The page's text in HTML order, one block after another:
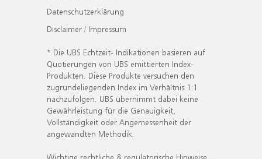
Datenschutzerklärung
Disclaimer / Impressum
* Die UBS Echtzeit- Indikationen basieren auf
Quotierungen von UBS emittierten Index-
Produkten. Diese Produkte versuchen den
zugrundeliegenden Index im Verhältnis 1:1
nachzufolgen. UBS übernimmt dabei keine
Gewährleistung für die Genauigkeit,
Vollständigkeit oder Angemessenheit der
angewandten Methodik.